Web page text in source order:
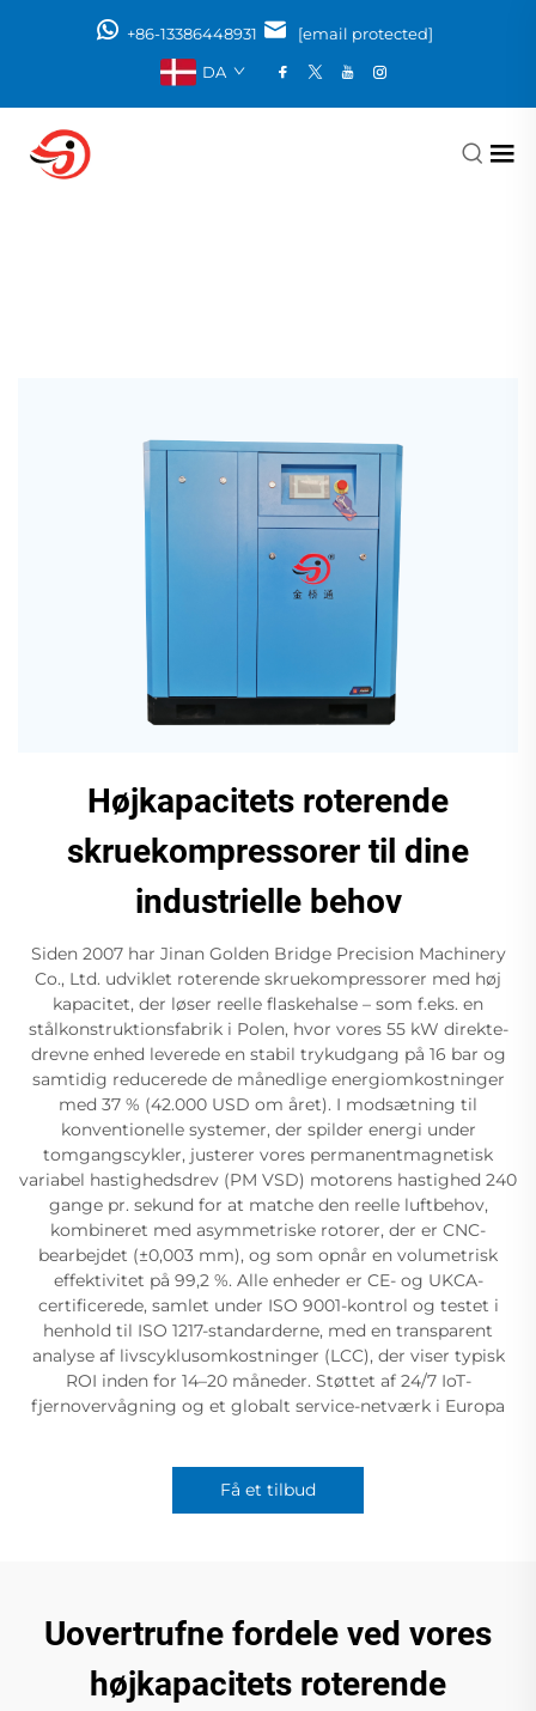
+86-13386448931
[email protected]
DA
Højkapacitets roterende
skruekompressorer til dine
industrielle behov
Siden 2007 har Jinan Golden Bridge Precision Machinery
Co., Ltd. udviklet roterende skruekompressorer med høj
kapacitet, der løser reelle flaskehalse – som f.eks. en
stålkonstruktionsfabrik i Polen, hvor vores 55 kW direkte-
drevne enhed leverede en stabil trykudgang på 16 bar og
samtidig reducerede de månedlige energiomkostninger
med 37 % (42.000 USD om året). I modsætning til
konventionelle systemer, der spilder energi under
tomgangscykler, justerer vores permanentmagnetisk
variabel hastighedsdrev (PM VSD) motorens hastighed 240
gange pr. sekund for at matche den reelle luftbehov,
kombineret med asymmetriske rotorer, der er CNC-
bearbejdet (±0,003 mm), og som opnår en volumetrisk
effektivitet på 99,2 %. Alle enheder er CE- og UKCA-
certificerede, samlet under ISO 9001-kontrol og testet i
henhold til ISO 1217-standarderne, med en transparent
analyse af livscyklusomkostninger (LCC), der viser typisk
ROI inden for 14–20 måneder. Støttet af 24/7 IoT-
fjernovervågning og et globalt service-netværk i Europa
Få et tilbud
Uovertrufne fordele ved vores
højkapacitets roterende